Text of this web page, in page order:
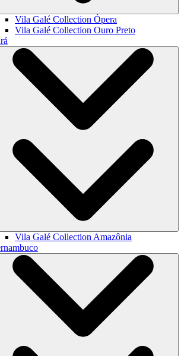
Vila Galé Collection Ópera
Vila Galé Collection Ouro Preto
Vila Galé Collection Amazônia